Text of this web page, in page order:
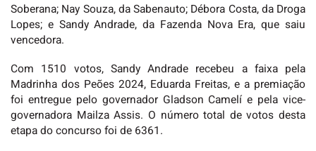
Soberana; Nay Souza, da Sabenauto; Débora Costa, da Droga
Lopes; e Sandy Andrade, da Fazenda Nova Era, que saiu
vencedora.
Com 1510 votos, Sandy Andrade recebeu a faixa pela
Madrinha dos Peões 2024, Eduarda Freitas, e a premiação
foi entregue pelo governador Gladson Camelí e pela vice-
governadora Mailza Assis. O número total de votos desta
etapa do concurso foi de 6361.